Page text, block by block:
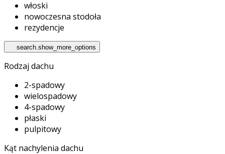
włoski
nowoczesna stodoła
rezydencje
search.show_more_options
Rodzaj dachu
2-spadowy
wielospadowy
4-spadowy
płaski
pulpitowy
Kąt nachylenia dachu